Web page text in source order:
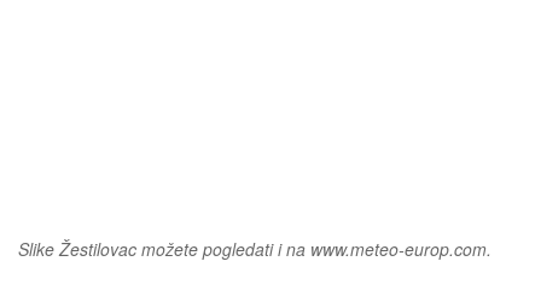
Slike Žestilovac možete pogledati i na www.meteo-europ.com.